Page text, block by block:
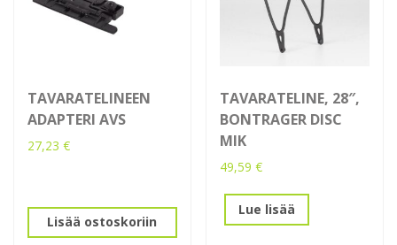
TAVARATELINEEN
ADAPTERI AVS
27,23 €
Lisää ostoskoriin
TAVARATELINE, 28″,
BONTRAGER DISC
MIK
49,59€
Lue lisää